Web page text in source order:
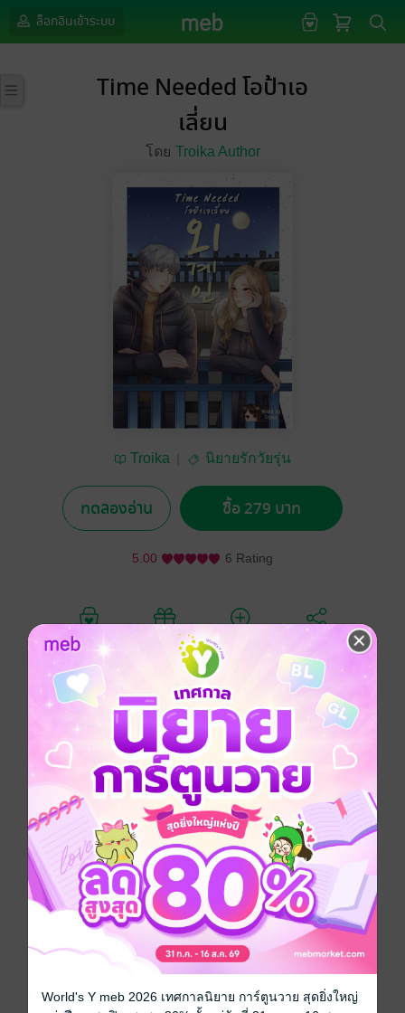
ล็อกอินเข้าระบบ
Time Needed โอป้าเอ
เลี่ยน
โดย Troika Author
Troika นิยายรักวัยรุ่น
ทดลองอ่าน ซื้อ 279 บาท
5.00 6 Rating
อยากได้ ซื้อเป็นของขวัญ
เป้าหมายของชีวิตติ่ง
หนึ่ง...ได้เจอไอดอลตัวเป็นๆ
และมีโอกาสได้พูดคุยขอลายเซ็นเขาสักครั้ง
สอง...มีโอกาสได้ใกล้ชิดกับพวกเขา หรือไปเดตกัน
สาม...ถวายพรหมจรรย์ให้กับไอดอลสุดที่รัก
ประเภทไฟล์ pdf, epub(สารบัญ)
วันที่วางขาย 25 มิถุนายน 2561
ความยาว 336 หน้า (≈ 92,716 คำ)
ราคาปก 379 บาท (ประหยัด 26%)
สนใจเวอร์ชันกระดาษ เชิญทางนี้!
World's Y meb 2026 เทศกาลนิยาย การ์ตูนวาย สุดยิ่งใหญ่